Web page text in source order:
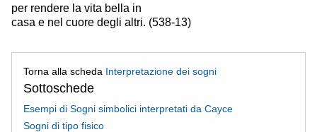
per rendere la vita bella in
casa e nel cuore degli altri. (538-13)
Torna alla scheda Interpretazione dei sogni
Sottoschede
Esempi di Sogni simbolici interpretati da Cayce
Sogni di tipo fisico